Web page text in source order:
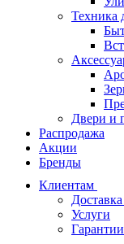
Техника
Двери и
Распродажа
Акции
Бренды
Клиентам
Услуги
Гарантии